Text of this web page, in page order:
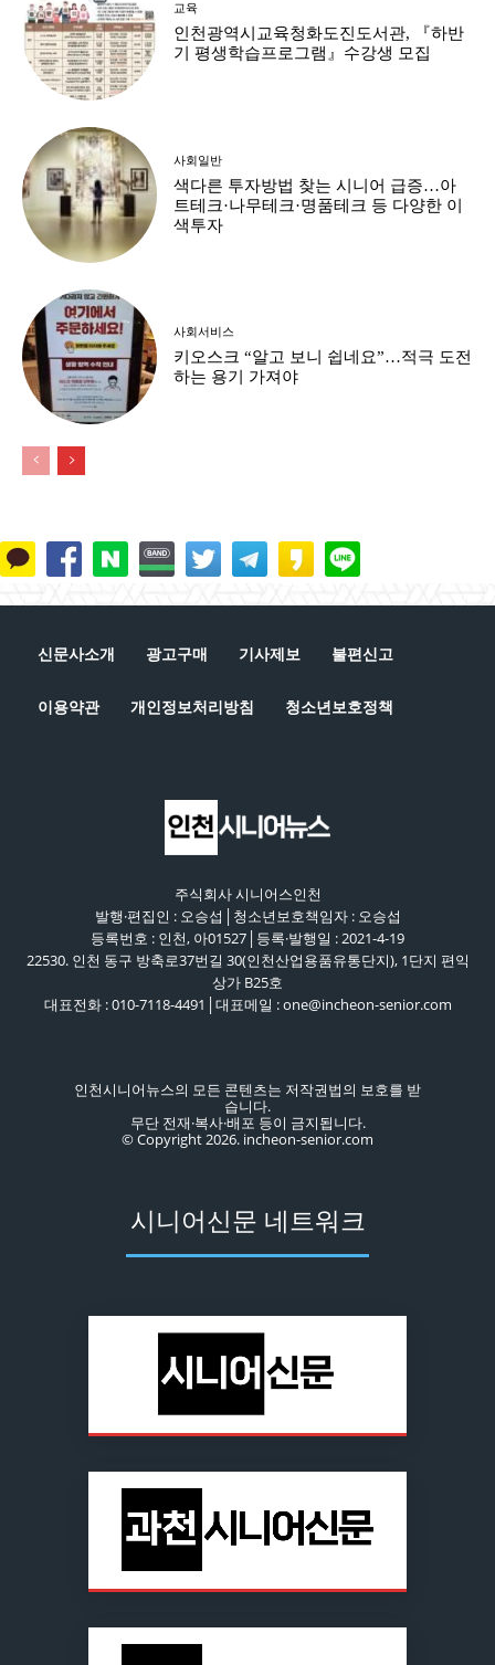
교육
인천광역시교육청화도진도서관, 『하반
기 평생학습프로그램』수강생 모집
사회일반
색다른 투자방법 찾는 시니어 급증…아
트테크·나무테크·명품테크 등 다양한 이
색투자
사회서비스
키오스크 “알고 보니 쉽네요”…적극 도전
하는 용기 가져야
신문사소개 광고구매 기사제보 불편신고
이용약관 개인정보처리방침 청소년보호정책
주식회사 시니어스인천
발행·편집인 : 오승섭│청소년보호책임자 : 오승섭
등록번호 : 인천, 아01527│등록·발행일 : 2021-4-19
22530. 인천 동구 방축로37번길 30(인천산업용품유통단지), 1단지 편익
상가 B25호
대표전화 : 010-7118-4491│대표메일 : one@incheon-senior.com
인천시니어뉴스의 모든 콘텐츠는 저작권법의 보호를 받
습니다.
무단 전재·복사·배포 등이 금지됩니다.
© Copyright 2026. incheon-senior.com
시니어신문 네트워크